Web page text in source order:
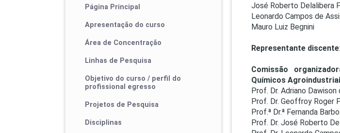
Colegiado
Calendários
Página Principal
Apresentação do curso
Área de Concentração
Linhas de Pesquisa
Objetivo do curso / perfil do
profissional egresso
Projetos de Pesquisa
Disciplinas
José Roberto Delalibera
Leonardo Campos de
Mauro Luiz Begnini
Representante discente
Comissão
Químicos
Prof. Dr. Adriano Dawison
Prof. Dr. Geoffroy Roger
Prof.ª Dr.ª Fernanda
Prof. Dr. José Roberto